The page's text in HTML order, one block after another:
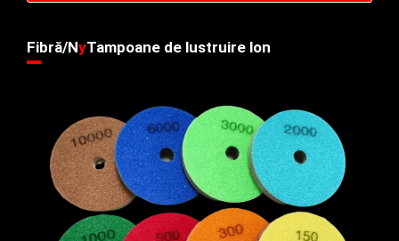
Fibră/NyTampoane de lustruire lon